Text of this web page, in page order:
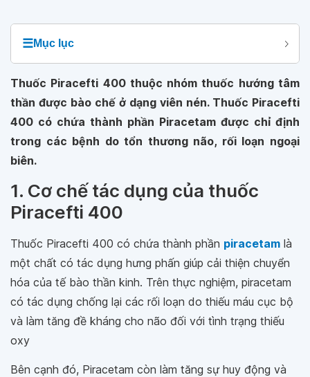
☰Mục lục
Thuốc Piracefti 400 thuộc nhóm thuốc hướng tâm
thần được bào chế ở dạng viên nén. Thuốc Piracefti
400 có chứa thành phần Piracetam được chỉ định
trong các bệnh do tổn thương não, rối loạn ngoại
biên.
1. Cơ chế tác dụng của thuốc
Piracefti 400
Thuốc Piracefti 400 có chứa thành phần piracetam là
một chất có tác dụng hưng phấn giúp cải thiện chuyển
hóa của tế bào thần kinh. Trên thực nghiệm, piracetam
có tác dụng chống lại các rối loạn do thiếu máu cục bộ
và làm tăng đề kháng cho não đối với tình trạng thiếu
oxy
Bên cạnh đó, Piracetam còn làm tăng sự huy động và